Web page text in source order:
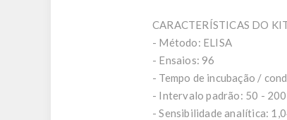
CARACTERÍSTICAS DO
- Método: ELISA
- Ensaios: 96
- Tempo de incubação /
- Intervalo padrão: 50 -
- Sensibilidade analítica: